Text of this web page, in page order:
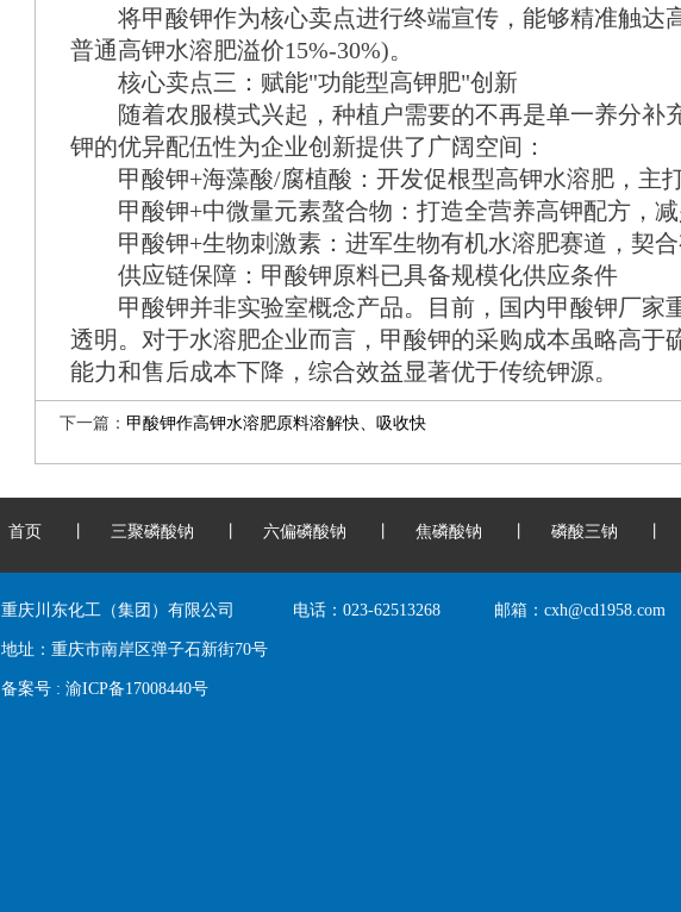
将甲酸钾作为核心卖点进行终端宣传，能够精准触达
普通高钾水溶肥溢价15%-30%)。
核心卖点三：赋能"功能型高钾肥"创新
随着农服模式兴起，种植户需要的不再是单一养分补
钾的优异配伍性为企业创新提供了广阔空间：
甲酸钾+海藻酸/腐植酸：开发促根型高钾水溶肥，主
甲酸钾+中微量元素螯合物：打造全营养高钾配方，减
甲酸钾+生物刺激素：进军生物有机水溶肥赛道，契合
供应链保障：甲酸钾原料已具备规模化供应条件
甲酸钾并非实验室概念产品。目前，国内甲酸钾厂家
透明。对于水溶肥企业而言，甲酸钾的采购成本虽略高于
能力和售后成本下降，综合效益显著优于传统钾源。
下一篇： 甲酸钾作高钾水溶肥原料溶解快、吸收快
首页 三聚磷酸钠 六偏磷酸钠 焦磷酸钠 磷酸三钠
重庆川东化工（集团）有限公司 电话： 023-62513268 邮箱： cxh@cd1958.com
地址： 重庆市南岸区弹子石新街70号
备案号 : 渝ICP备17008440号